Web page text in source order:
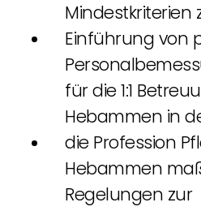
Mindestkriterien
Einführung von
für die 1:1
Hebammen in
die Profession
Hebammen
Regelungen zur